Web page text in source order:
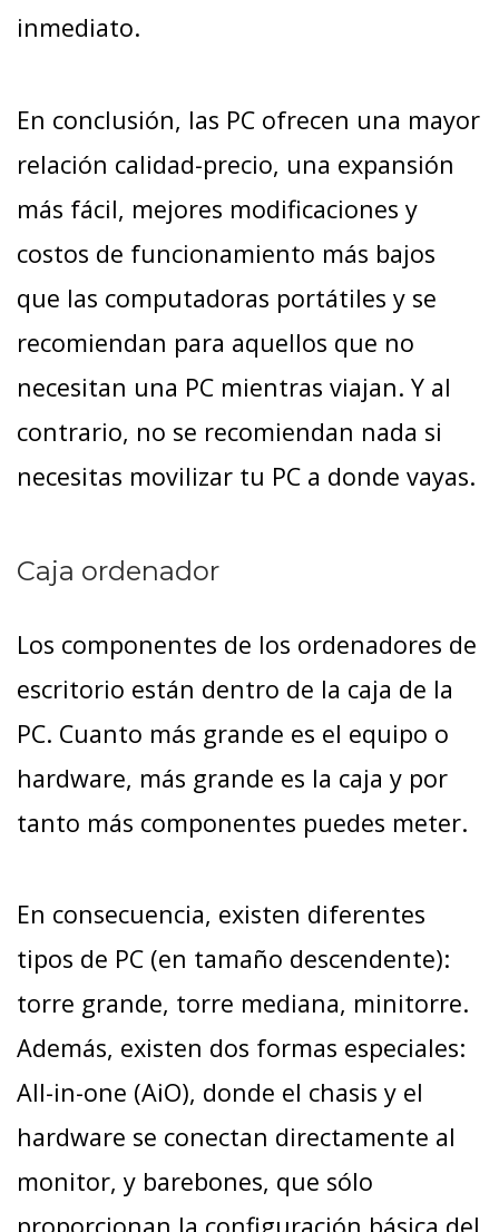
inmediato.
En conclusión, las PC ofrecen una mayor
relación calidad-precio, una expansión
más fácil, mejores modificaciones y
costos de funcionamiento más bajos
que las computadoras portátiles y se
recomiendan para aquellos que no
necesitan una PC mientras viajan. Y al
contrario, no se recomiendan nada si
necesitas movilizar tu PC a donde vayas.
Caja ordenador
Los componentes de los ordenadores de
escritorio están dentro de la caja de la
PC. Cuanto más grande es el equipo o
hardware, más grande es la caja y por
tanto más componentes puedes meter.
En consecuencia, existen diferentes
tipos de PC (en tamaño descendente):
torre grande, torre mediana, minitorre.
Además, existen dos formas especiales:
All-in-one (AiO), donde el chasis y el
hardware se conectan directamente al
monitor, y barebones, que sólo